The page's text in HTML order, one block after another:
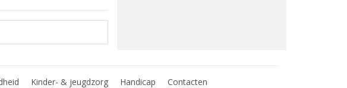
Kinder- & jeugdzorg Handicap Contacten